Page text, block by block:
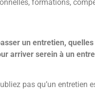
formations,
un entretien,
arriver serein à un
pas qu’un entretien